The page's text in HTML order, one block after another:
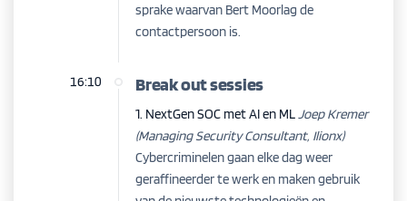
sprake waarvan Bert Moorlag de
contactpersoon is.
16:10 Break out sessies
1. NextGen SOC met AI en MLJoep Kremer
(Managing Security Consultant, Ilionx)
Cybercriminelen gaan elke dag weer
geraffineerder te werk en maken gebruik